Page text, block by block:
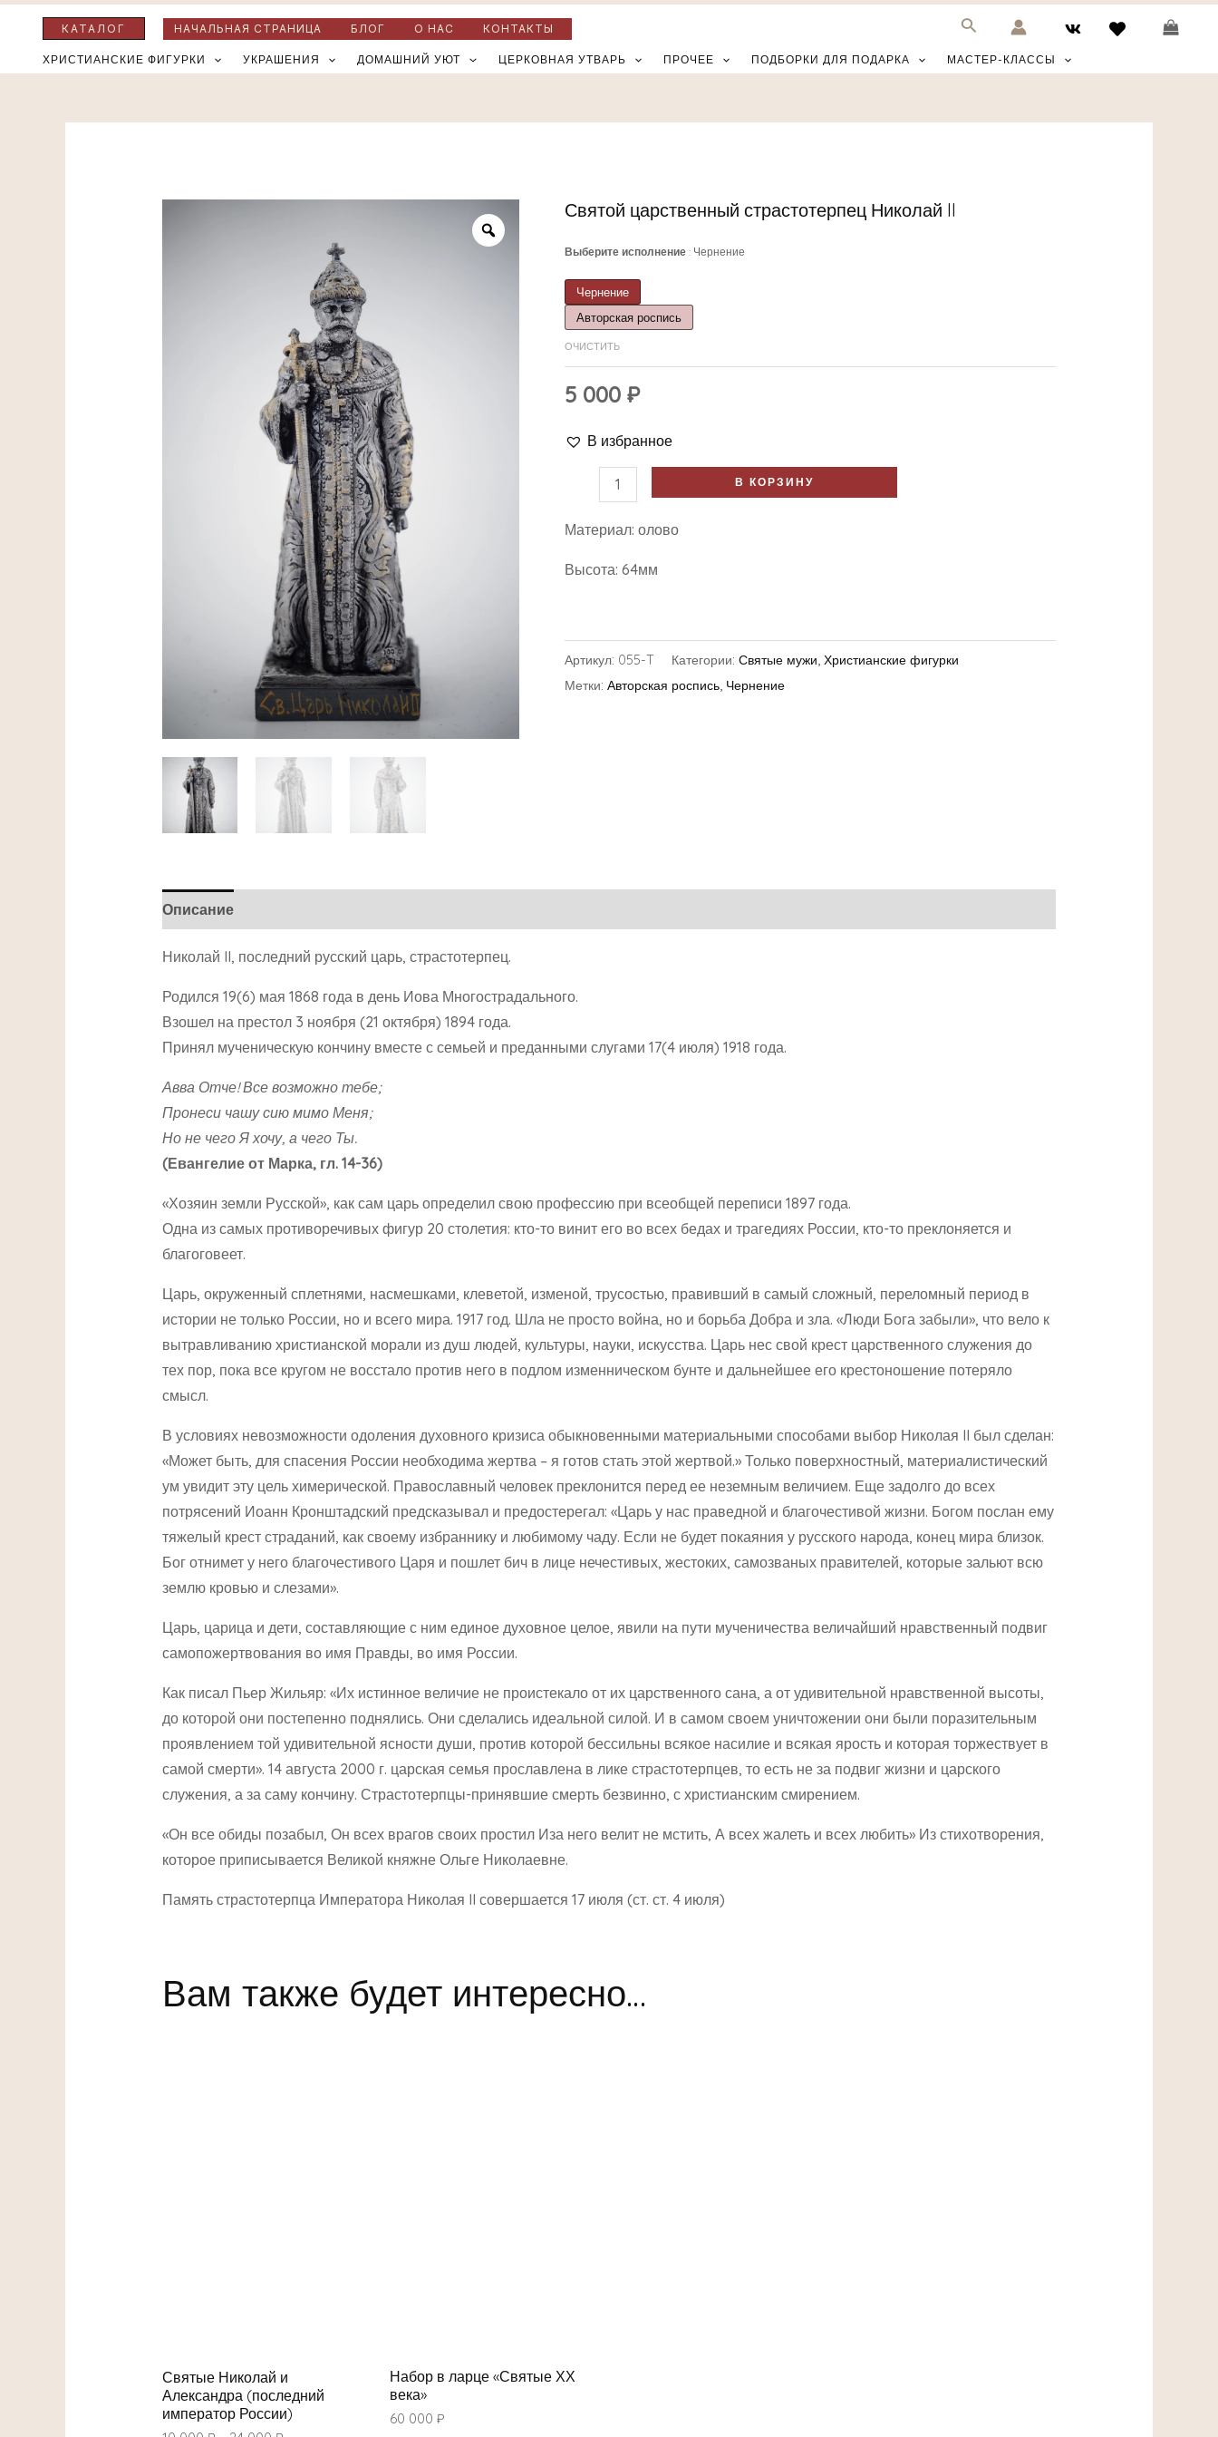
Перейти
содержимому
КАТАЛОГ НАЧАЛЬНАЯ СТРАНИЦА БЛОГ О НАС КОНТАКТЫ
ХРИСТИАНСКИЕ ФИГУРКИ УКРАШЕНИЯ ДОМАШНИЙ УЮТ ЦЕРКОВНАЯ УТВАРЬ ПРОЧЕЕ ПОДБОРКИ ДЛЯ ПОДАРКА МАСТЕР-КЛАССЫ
Святой царственный страстотерпец Николай II
Выберите исполнение Чернение
Чернение
Авторская роспись
ОЧИСТИТЬ
5 000 ₽
В избранное
Количество
Святой
царственный
страстотерпец
Николай
II
В КОРЗИНУ
Материал: олово
Высота: 64мм
Артикул: 055-T Категории: Святые мужи, Христианские фигурки
Метки: Авторская роспись, Чернение
Описание
Николай II, последний русский царь, страстотерпец.
Родился 19(6) мая 1868 года в день Иова Многострадального.
Взошел на престол 3 ноября (21 октября) 1894 года.
Принял мученическую кончину вместе с семьей и преданными слугами 17(4 июля) 1918 года.
Авва Отче! Все возможно тебе;
Пронеси чашу сию мимо Меня;
Но не чего Я хочу, а чего Ты.
(Евангелие от Марка, гл. 14-36)
«Хозяин земли Русской», как сам царь определил свою профессию при всеобщей переписи 1897 года.
Одна из самых противоречивых фигур 20 столетия: кто-то винит его во всех бедах и трагедиях России, кто-то преклоняется и
благоговеет.
Царь, окруженный сплетнями, насмешками, клеветой, изменой, трусостью, правивший в самый сложный, переломный период в
истории не только России, но и всего мира. 1917 год. Шла не просто война, но и борьба Добра и зла. «Люди Бога забыли», что вело к
вытравливанию христианской морали из душ людей, культуры, науки, искусства. Царь нес свой крест царственного служения до
тех пор, пока все кругом не восстало против него в подлом изменническом бунте и дальнейшее его крестоношение потеряло
смысл.
В условиях невозможности одоления духовного кризиса обыкновенными материальными способами выбор Николая II был сделан:
«Может быть, для спасения России необходима жертва – я готов стать этой жертвой.» Только поверхностный, материалистический
ум увидит эту цель химерической. Православный человек преклонится перед ее неземным величием. Еще задолго до всех
потрясений Иоанн Кронштадский предсказывал и предостерегал: «Царь у нас праведной и благочестивой жизни. Богом послан ему
тяжелый крест страданий, как своему избраннику и любимому чаду. Если не будет покаяния у русского народа, конец мира близок.
Бог отнимет у него благочестивого Царя и пошлет бич в лице нечестивых, жестоких, самозваных правителей, которые зальют всю
землю кровью и слезами».
Царь, царица и дети, составляющие с ним единое духовное целое, явили на пути мученичества величайший нравственный подвиг
самопожертвования во имя Правды, во имя России.
Как писал Пьер Жильяр: «Их истинное величие не проистекало от их царственного сана, а от удивительной нравственной высоты,
до которой они постепенно поднялись. Они сделались идеальной силой. И в самом своем уничтожении они были поразительным
проявлением той удивительной ясности души, против которой бессильны всякое насилие и всякая ярость и которая торжествует в
самой смерти». 14 августа 2000 г. царская семья прославлена в лике страстотерпцев, то есть не за подвиг жизни и царского
служения, а за саму кончину. Страстотерпцы-принявшие смерть безвинно, с христианским смирением.
«Он все обиды позабыл, Он всех врагов своих простил Иза него велит не мстить, А всех жалеть и всех любить» Из стихотворения,
которое приписывается Великой княжне Ольге Николаевне.
Память страстотерпца Императора Николая II совершается 17 июля (ст. ст. 4 июля)
Вам также будет интересно…
Святые Николай и
Александра (последний
император России)
Набор в ларце «Святые ХХ
века»
60 000₽